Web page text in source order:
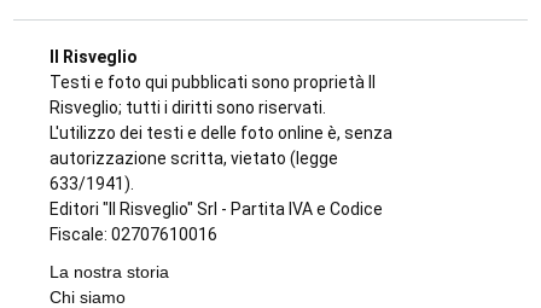
Il Risveglio
Testi e foto qui pubblicati sono proprietà Il
Risveglio; tutti i diritti sono riservati.
L'utilizzo dei testi e delle foto online è, senza
autorizzazione scritta, vietato (legge
633/1941).
Editori "Il Risveglio" Srl - Partita IVA e Codice
Fiscale: 02707610016
La nostra storia
Chi siamo